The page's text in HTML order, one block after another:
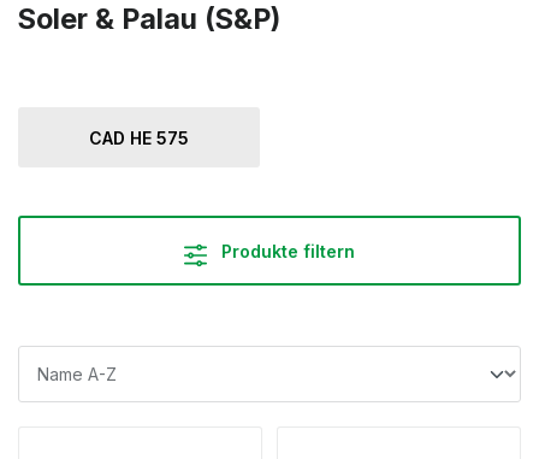
Soler & Palau (S&P)
CAD HE 575
Produkte filtern